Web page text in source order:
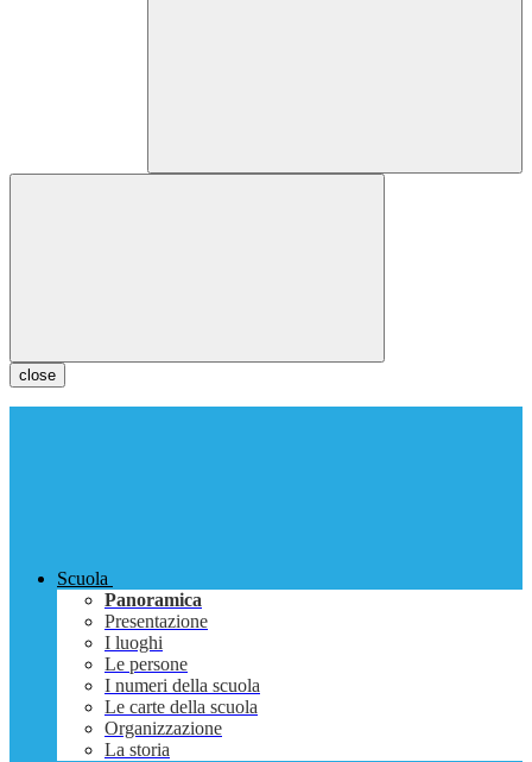
close
Scuola
Panoramica
Presentazione
I luoghi
Le persone
I numeri della scuola
Le carte della scuola
Organizzazione
La storia